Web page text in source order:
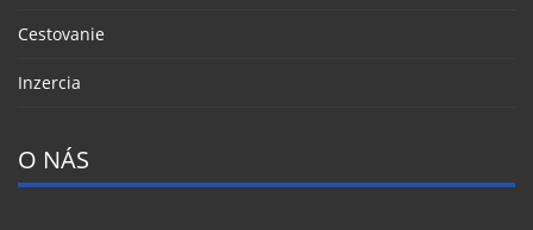
Cestovanie
Inzercia
O NÁS